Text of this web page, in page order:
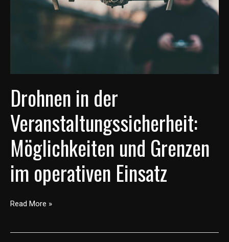
Drohnen in der
Veranstaltungssicherheit:
Möglichkeiten und Grenzen
im operativen Einsatz
Möglichkeiten
Read More »